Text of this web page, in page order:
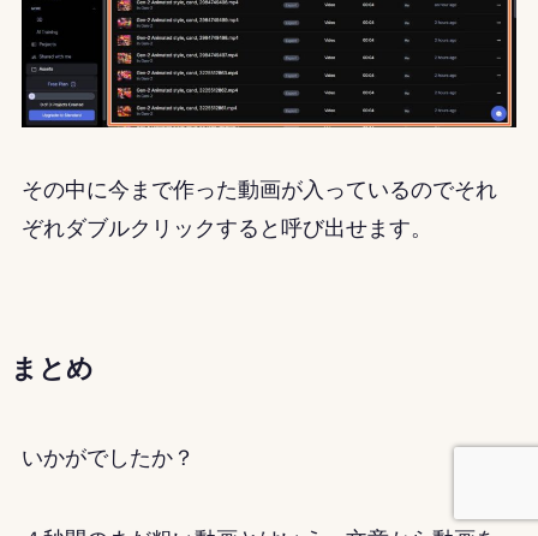
その中に今まで作った動画が入っているのでそれ
ぞれダブルクリックすると呼び出せます。
まとめ
いかがでしたか？